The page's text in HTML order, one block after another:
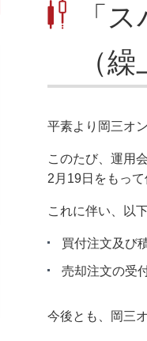
「
（
平素より岡三オ
このたび、運用
2月19日をもっ
これに伴い、以
買付注文及び
売却注文の受
今後とも、岡三